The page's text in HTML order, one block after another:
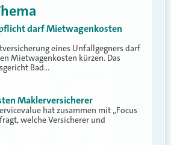
darf Mietwagenkosten
eines Unfallgegners darf
Mietwagenkosten kürzen. Das
Bad…
Maklerversicherer
hat zusammen mit „Focus
welche Versicherer und